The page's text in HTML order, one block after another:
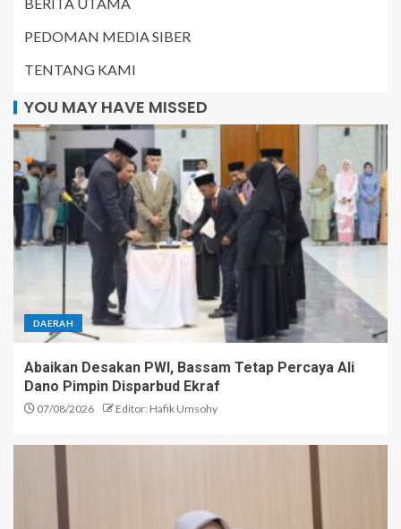
PEDOMAN MEDIA SIBER
TENTANG KAMI
YOU MAY HAVE MISSED
DAERAH
Abaikan Desakan PWI, Bassam Tetap Percaya Ali
Dano Pimpin Disparbud Ekraf
07/08/2026 Editor: Hafik Umsohy